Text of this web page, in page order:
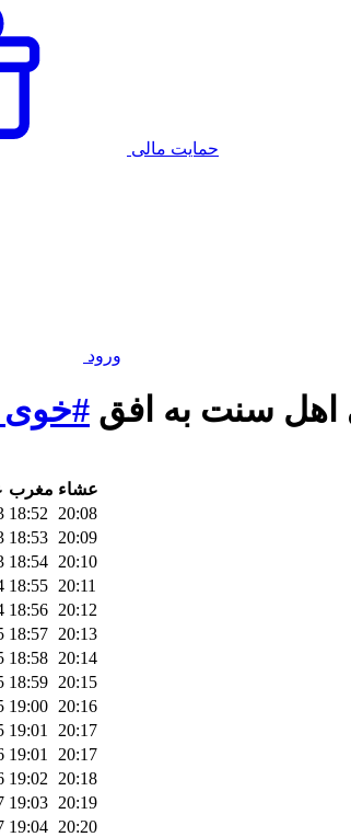
حمایت مالی
ورود
سنت به افق #خوی
مغرب عشاء
18:52
20:08
18:53 20:09
18:54 20:10
18:55 20:11
18:56 20:12
18:57 20:13
18:58 20:14
18:59 20:15
19:00 20:16
19:01
20:17
19:01
20:17
19:02
20:18
19:03 20:19
19:04 20:20